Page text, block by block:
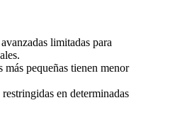
limitadas para
pequeñas tienen menor
en determinadas